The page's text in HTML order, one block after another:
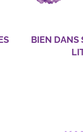
BIEN DANS